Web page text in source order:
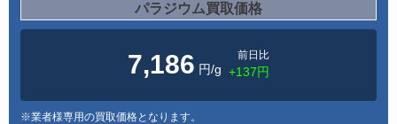
パラジウム買取価格
7,186 円/g
前日比
+137円
※業者様専用の買取価格となります。